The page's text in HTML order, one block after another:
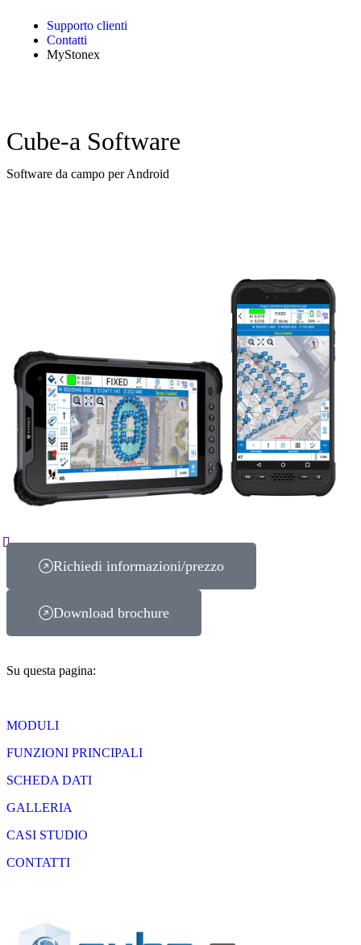
Supporto clienti
Contatti
MyStonex
Cube-a Software
Software da campo per Android
Richiedi informazioni/prezzo
Download brochure
Su questa pagina:
MODULI
FUNZIONI PRINCIPALI
SCHEDA DATI
GALLERIA
CASI STUDIO
CONTATTI